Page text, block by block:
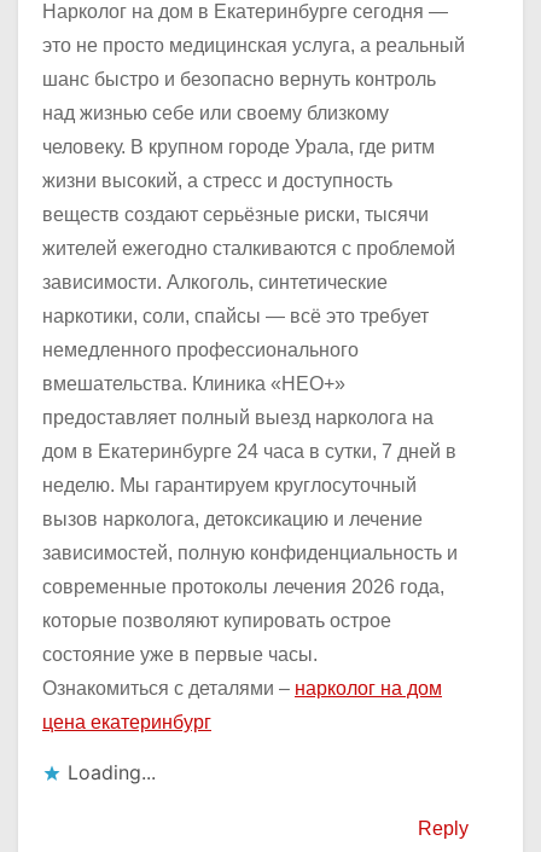
Нарколог на дом в Екатеринбурге сегодня —
это не просто медицинская услуга, а реальный
шанс быстро и безопасно вернуть контроль
над жизнью себе или своему близкому
человеку. В крупном городе Урала, где ритм
жизни высокий, а стресс и доступность
веществ создают серьёзные риски, тысячи
жителей ежегодно сталкиваются с проблемой
зависимости. Алкоголь, синтетические
наркотики, соли, спайсы — всё это требует
немедленного профессионального
вмешательства. Клиника «НЕО+»
предоставляет полный выезд нарколога на
дом в Екатеринбурге 24 часа в сутки, 7 дней в
неделю. Мы гарантируем круглосуточный
вызов нарколога, детоксикацию и лечение
зависимостей, полную конфиденциальность и
современные протоколы лечения 2026 года,
которые позволяют купировать острое
состояние уже в первые часы.
Ознакомиться с деталями – нарколог на дом
цена екатеринбург
Loading...
Reply